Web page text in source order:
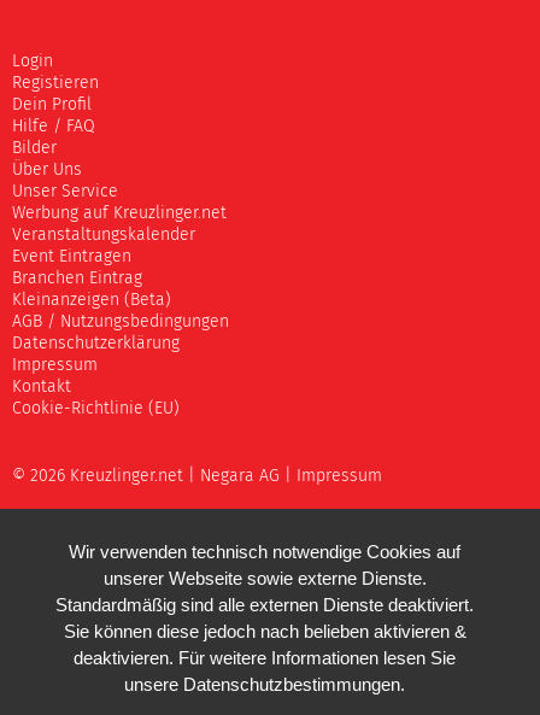
Login
Registieren
Dein Profil
Hilfe / FAQ
Bilder
Über Uns
Unser Service
Werbung auf Kreuzlinger.net
Veranstaltungskalender
Event Eintragen
Branchen Eintrag
Kleinanzeigen (Beta)
AGB / Nutzungsbedingungen
Datenschutzerklärung
Impressum
Kontakt
Cookie-Richtlinie (EU)
© 2026 Kreuzlinger.net | Negara AG Impressum
Wir verwenden technisch notwendige Cookies auf
unserer Webseite sowie externe Dienste.
Standardmäßig sind alle externen Dienste deaktiviert.
Sie können diese jedoch nach belieben aktivieren &
deaktivieren. Für weitere Informationen lesen Sie
unsere Datenschutzbestimmungen.